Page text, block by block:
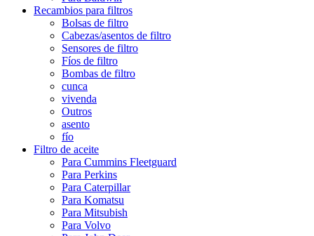
Recambios para filtros
Bolsas de filtro
Cabezas/asentos de filtro
Sensores de filtro
Fíos de filtro
Bombas de filtro
cunca
vivenda
Outros
asento
fío
Filtro de aceite
Para Cummins Fleetguard
Para Perkins
Para Caterpillar
Para Komatsu
Para Mitsubish
Para Volvo